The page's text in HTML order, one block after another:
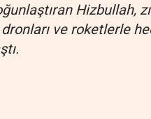
Hizbullah,
ve roketlerle